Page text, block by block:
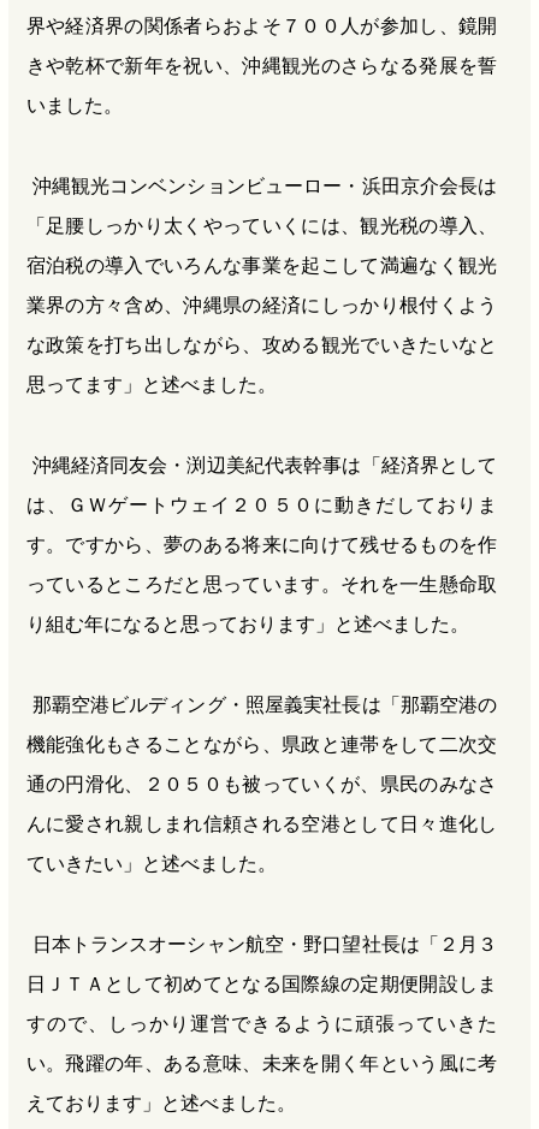
界や経済界の関係者らおよそ７００人が参加し、鏡開
きや乾杯で新年を祝い、沖縄観光のさらなる発展を誓
いました。
沖縄観光コンベンションビューロー・浜田京介会長は
「足腰しっかり太くやっていくには、観光税の導入、
宿泊税の導入でいろんな事業を起こして満遍なく観光
業界の方々含め、沖縄県の経済にしっかり根付くよう
な政策を打ち出しながら、攻める観光でいきたいなと
思ってます」と述べました。
沖縄経済同友会・渕辺美紀代表幹事は「経済界として
は、ＧＷゲートウェイ２０５０に動きだしておりま
す。ですから、夢のある将来に向けて残せるものを作
っているところだと思っています。それを一生懸命取
り組む年になると思っております」と述べました。
那覇空港ビルディング・照屋義実社長は「那覇空港の
機能強化もさることながら、県政と連帯をして二次交
通の円滑化、２０５０も被っていくが、県民のみなさ
んに愛され親しまれ信頼される空港として日々進化し
ていきたい」と述べました。
日本トランスオーシャン航空・野口望社長は「２月３
日ＪＴＡとして初めてとなる国際線の定期便開設しま
すので、しっかり運営できるように頑張っていきた
い。飛躍の年、ある意味、未来を開く年という風に考
えております」と述べました。